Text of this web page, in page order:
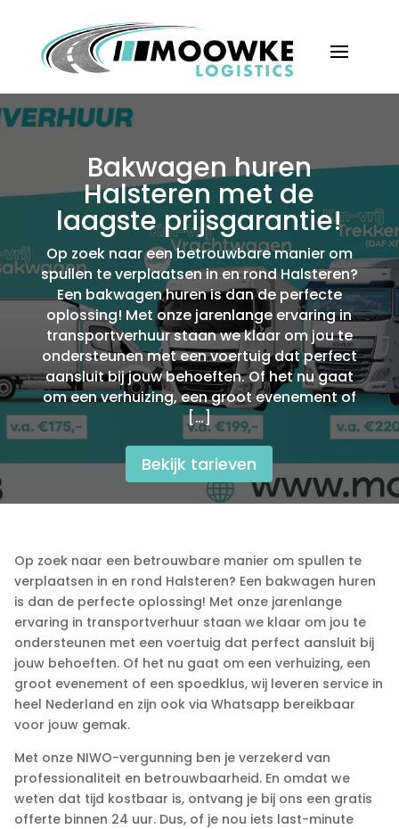
Bakwagen huren
Halsteren met de
laagste prijsgarantie!
Op zoek naar een betrouwbare manier om
spullen te verplaatsen in en rond Halsteren?
Een bakwagen huren is dan de perfecte
oplossing! Met onze jarenlange ervaring in
transportverhuur staan we klaar om jou te
ondersteunen met een voertuig dat perfect
aansluit bij jouw behoeften.​ Of het nu gaat
om een verhuizing, een groot evenement of
[…]
Bekijk tarieven
Op zoek naar een betrouwbare manier om spullen te
verplaatsen in en rond Halsteren? Een bakwagen huren
is dan de perfecte oplossing! Met onze jarenlange
ervaring in transportverhuur staan we klaar om jou te
ondersteunen met een voertuig dat perfect aansluit bij
jouw behoeften.​ Of het nu gaat om een verhuizing, een
groot evenement of een spoedklus, wij leveren service in
heel Nederland en zijn ook via Whatsapp bereikbaar
voor jouw gemak.​
Met onze NIWO-vergunning ben je verzekerd van
professionaliteit en betrouwbaarheid.​ En omdat we
weten dat tijd kostbaar is, ontvang je bij ons een gratis
offerte binnen 24 uur.​ Dus, of je nou iets last-minute